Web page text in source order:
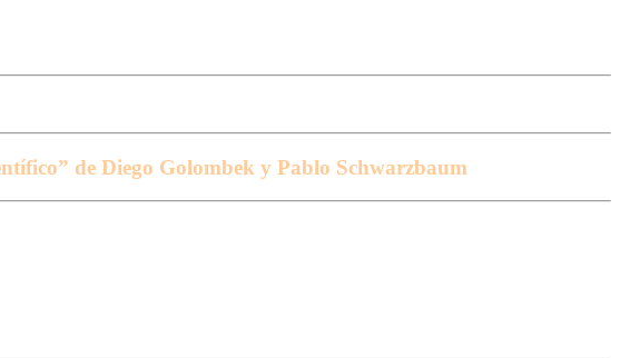
de Diego Golombek y Pablo Schwarzbaum